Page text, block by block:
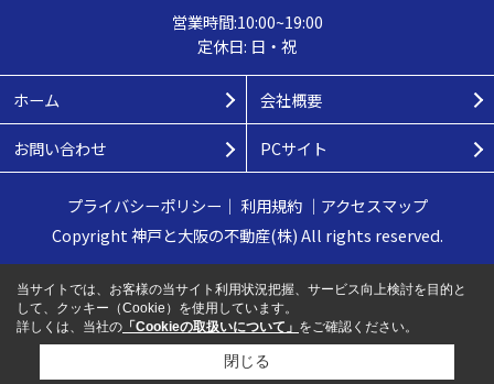
営業時間:10:00~19:00
定休日: 日・祝
ホーム 会社概要
お問い合わせ PCサイト
プライバシーポリシー ｜ 利用規約｜ アクセスマップ
Copyright 神戸と大阪の不動産(株) All rights reserved.
当サイトでは、お客様の当サイト利用状況把握、サービス向上検討を目的と
して、クッキー（Cookie）を使用しています。
詳しくは、当社の 「Cookieの取扱いについて」 をご確認ください。
閉じる